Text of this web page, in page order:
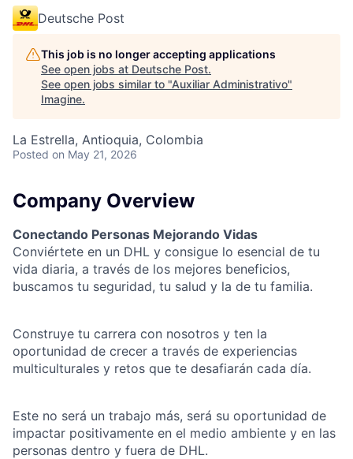
Deutsche Post
This job is no longer accepting applications
See open jobs at Deutsche Post.
See open jobs similar to "Auxiliar Administrativo"
Imagine.
La Estrella, Antioquia, Colombia
Posted on May 21, 2026
Company Overview
Conectando Personas Mejorando Vidas
Conviértete en un DHL y consigue lo esencial de tu
vida diaria, a través de los mejores beneficios,
buscamos tu seguridad, tu salud y la de tu familia.
Construye tu carrera con nosotros y ten la
oportunidad de crecer a través de experiencias
multiculturales y retos que te desafiarán cada día.
Este no será un trabajo más, será su oportunidad de
impactar positivamente en el medio ambiente y en las
personas dentro y fuera de DHL.